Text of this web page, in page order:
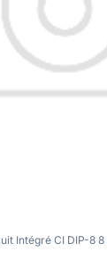
Intégré CI DIP-8